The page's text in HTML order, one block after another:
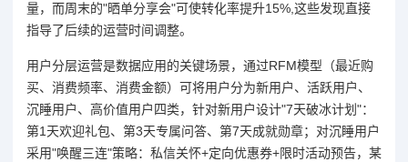
量，而周末的"晒单分享会"可使转化率提升15%,这些发现直接
指导了后续的运营时间调整。
用户分层运营是数据应用的关键场景，通过RFM模型（最近购
买、消费频率、消费金额）可将用户分为新用户、活跃用户、
沉睡用户、高价值用户四类，针对新用户设计"7天破冰计划"：
第1天欢迎礼包、第3天专属问答、第7天成就勋章；对沉睡用户
采用"唤醒三连"策略：私信关怀+定向优惠券+限时活动预告，某